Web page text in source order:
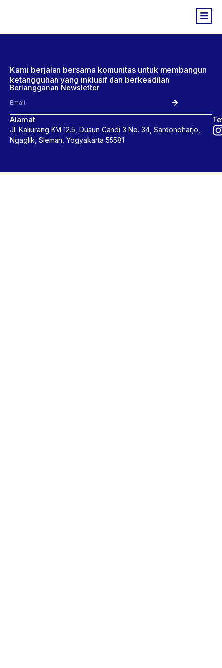
Kami berjalan bersama komunitas untuk membangun
ketangguhan yang inklusif dan berkeadilan
Berlangganan Newsletter
Alamat
Jl. Kaliurang KM 12.5, Dusun Candi 3 No. 34, Sardonoharjo,
Ngaglik, Sleman, Yogyakarta 55581